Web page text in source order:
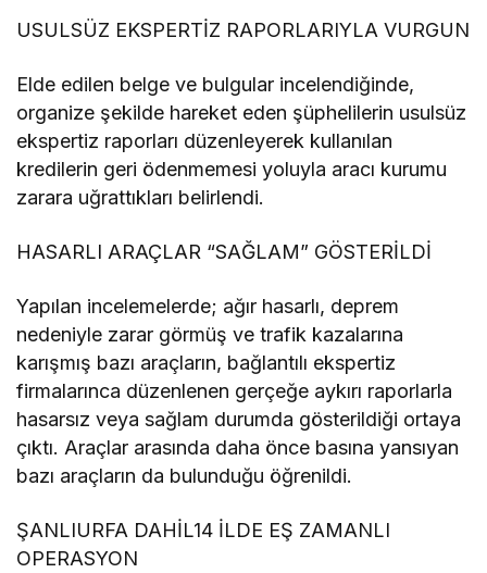
USULSÜZ EKSPERTİZ RAPORLARIYLA VURGUN
Elde edilen belge ve bulgular incelendiğinde,
organize şekilde hareket eden şüphelilerin usulsüz
ekspertiz raporları düzenleyerek kullanılan
kredilerin geri ödenmemesi yoluyla aracı kurumu
zarara uğrattıkları belirlendi.
HASARLI ARAÇLAR “SAĞLAM” GÖSTERİLDİ
Yapılan incelemelerde; ağır hasarlı, deprem
nedeniyle zarar görmüş ve trafik kazalarına
karışmış bazı araçların, bağlantılı ekspertiz
firmalarınca düzenlenen gerçeğe aykırı raporlarla
hasarsız veya sağlam durumda gösterildiği ortaya
çıktı. Araçlar arasında daha önce basına yansıyan
bazı araçların da bulunduğu öğrenildi.
ŞANLIURFA DAHİL14 İLDE EŞ ZAMANLI
OPERASYON